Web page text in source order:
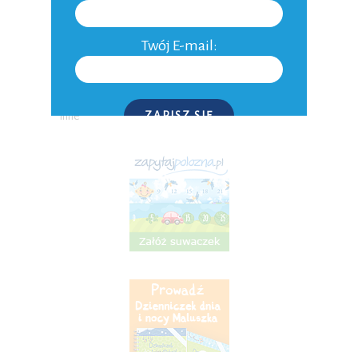
Aktualności
Niepłodność
Do domu
Inne
Twój E-mail:
ZAPISZ SIĘ
P.S. W każdej chwili możesz wypisać się z kursu.